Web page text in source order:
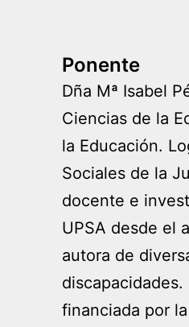
Ponente
Dña Mª Isabel
Ciencias de la
la Educación.
Sociales de la
docente e
UPSA desde el
autora de
financiada por